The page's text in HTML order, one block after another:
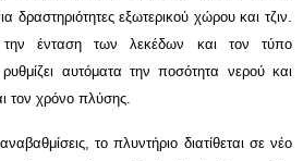
εξωτερικού χώρου και τζιν.
την ένταση των λεκέδων και τον τύπο
αυτόματα την ποσότητα νερού και
τον χρόνο πλύσης.
το πλυντήριο διατίθεται σε νέο